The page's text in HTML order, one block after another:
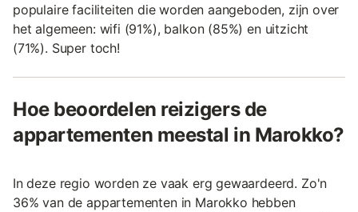
populaire faciliteiten die worden aangeboden, zijn over
het algemeen: wifi (91%), balkon (85%) en uitzicht
(71%). Super toch!
Hoe beoordelen reizigers de
appartementen meestal in Marokko?
In deze regio worden ze vaak erg gewaardeerd. Zo'n
36% van de appartementen in Marokko hebben